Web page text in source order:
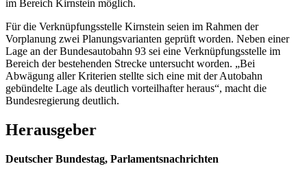
im Bereich Kirnstein möglich.
Für die Verknüpfungsstelle Kirnstein seien im Rahmen der
Vorplanung zwei Planungsvarianten geprüft worden. Neben einer
Lage an der Bundesautobahn 93 sei eine Verknüpfungsstelle im
Bereich der bestehenden Strecke untersucht worden. „Bei
Abwägung aller Kriterien stellte sich eine mit der Autobahn
gebündelte Lage als deutlich vorteilhafter heraus“, macht die
Bundesregierung deutlich.
Herausgeber
Deutscher Bundestag, Parlamentsnachrichten